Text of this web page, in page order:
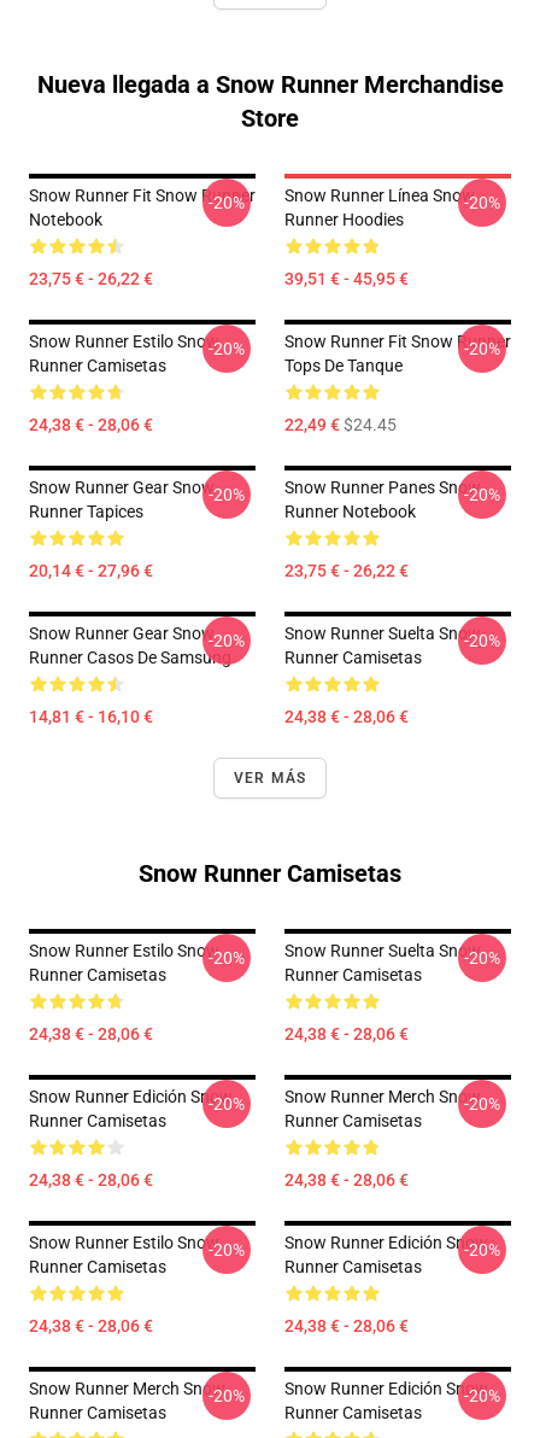
Nueva llegada a Snow Runner Merchandise
Store
Snow Runner Fit Snow Runner
Notebook
23,75 € - 26,22 €
-20%
Snow Runner Línea Snow
Runner Hoodies
39,51 € - 45,95 €
-20%
Snow Runner Estilo Snow
Runner Camisetas
24,38 € - 28,06 €
-20%
Snow Runner Fit Snow Runner
Tops De Tanque
22,49 €$24.45
-20%
Snow Runner Gear Snow
Runner Tapices
20,14 € - 27,96 €
-20%
Snow Runner Panes Snow
Runner Notebook
23,75 € - 26,22 €
-20%
Snow Runner Gear Snow
Runner Casos De Samsung
14,81 € - 16,10 €
-20%
Snow Runner Suelta Snow
Runner Camisetas
24,38 € - 28,06 €
-20%
VER MÁS
Snow Runner Camisetas
Snow Runner Estilo Snow
Runner Camisetas
24,38 € - 28,06 €
-20%
Snow Runner Suelta Snow
Runner Camisetas
24,38 € - 28,06 €
-20%
Snow Runner Edición Snow
Runner Camisetas
24,38 € - 28,06 €
-20%
Snow Runner Merch Snow
Runner Camisetas
24,38 € - 28,06 €
-20%
Snow Runner Estilo Snow
Runner Camisetas
24,38 € - 28,06 €
-20%
Snow Runner Edición Snow
Runner Camisetas
24,38 € - 28,06 €
-20%
Snow Runner Merch Snow
Runner Camisetas
-20%
Snow Runner Edición Snow
Runner Camisetas
-20%